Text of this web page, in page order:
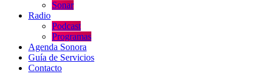
Sonar
Radio
Podcast
Programas
Agenda Sonora
Guía de Servicios
Contacto